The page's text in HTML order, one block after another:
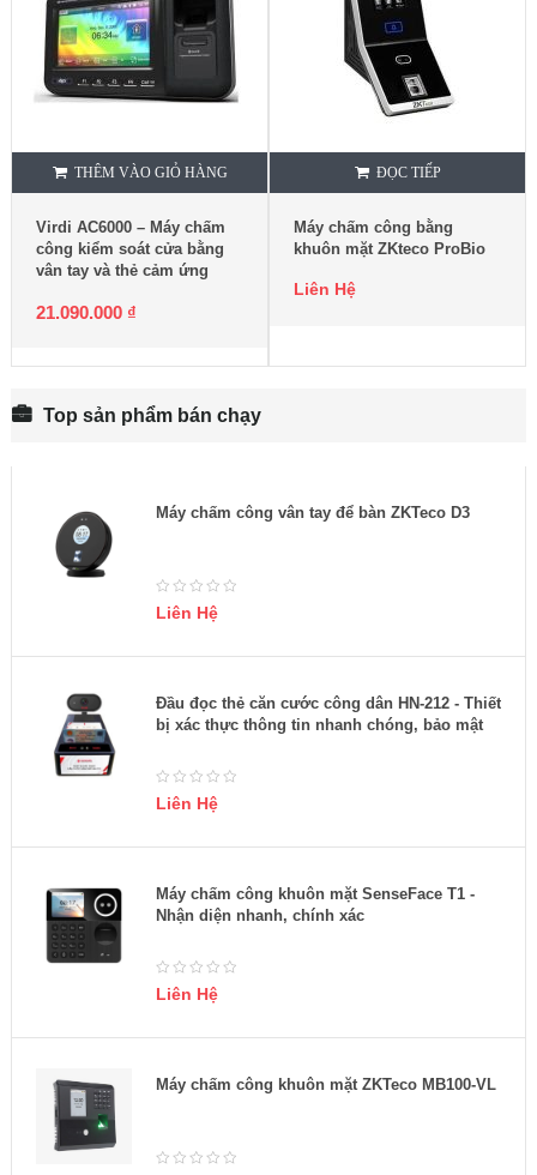
THÊM VÀO GIỎ HÀNG
Virdi AC6000 – Máy chấm
công kiểm soát cửa bằng
vân tay và thẻ cảm ứng
21.090.000 ₫
ĐỌC TIẾP
Máy chấm công bằng
khuôn mặt ZKteco ProBio
Liên Hệ
Top sản phẩm bán chạy
Máy chấm công vân tay để bàn ZKTeco D3
Liên Hệ
Đầu đọc thẻ căn cước công dân HN-212 - Thiết
bị xác thực thông tin nhanh chóng, bảo mật
Liên Hệ
Máy chấm công khuôn mặt SenseFace T1 -
Nhận diện nhanh, chính xác
Liên Hệ
Máy chấm công khuôn mặt ZKTeco MB100-VL